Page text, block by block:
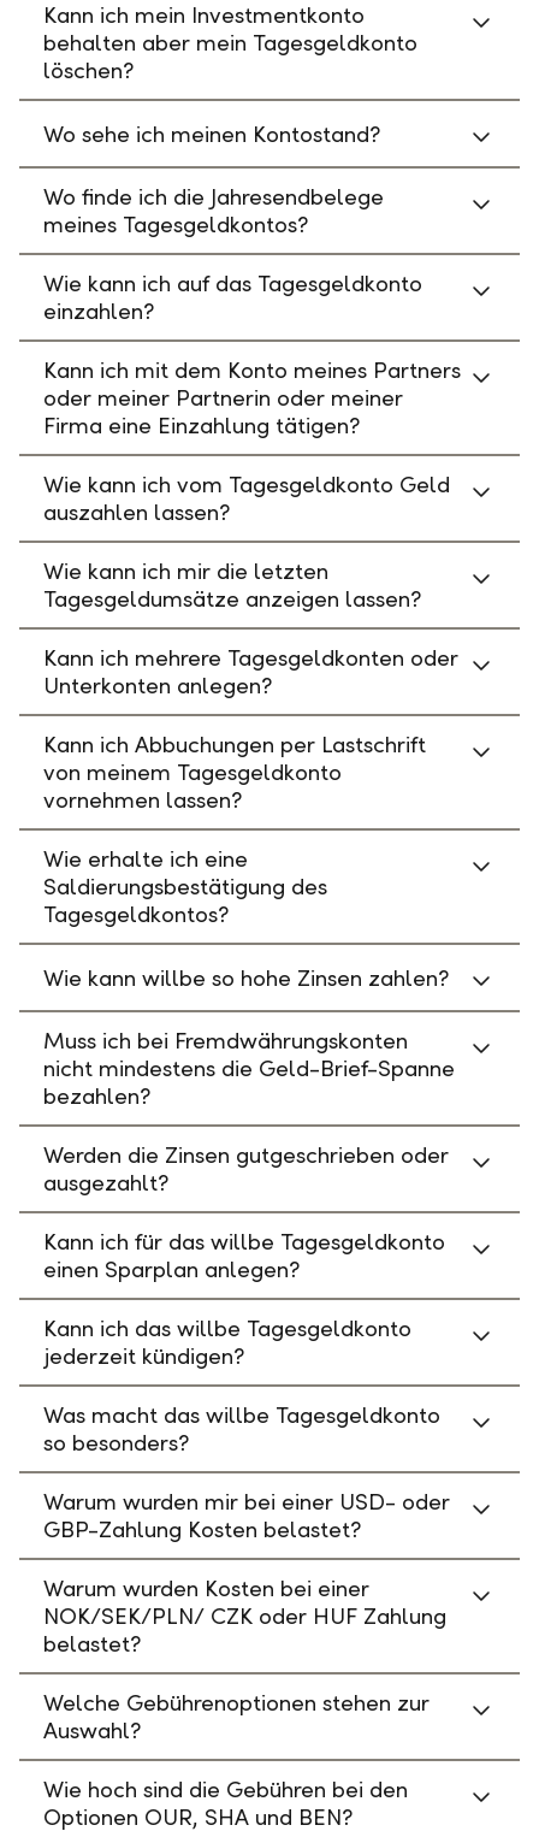
Kann ich mein Investmentkonto
behalten aber mein Tagesgeldkonto
löschen?
Wo sehe ich meinen Kontostand?
Wo finde ich die Jahresendbelege
meines Tagesgeldkontos?
Wie kann ich auf das Tagesgeldkonto
einzahlen?
Kann ich mit dem Konto meines Partners
oder meiner Partnerin oder meiner
Firma eine Einzahlung tätigen?
Wie kann ich vom Tagesgeldkonto Geld
auszahlen lassen?
Wie kann ich mir die letzten
Tagesgeldumsätze anzeigen lassen?
Kann ich mehrere Tagesgeldkonten oder
Unterkonten anlegen?
Kann ich Abbuchungen per Lastschrift
von meinem Tagesgeldkonto
vornehmen lassen?
Wie erhalte ich eine
Saldierungsbestätigung des
Tagesgeldkontos?
Wie kann willbe so hohe Zinsen zahlen?
Muss ich bei Fremdwährungskonten
nicht mindestens die Geld-Brief-Spanne
bezahlen?
Werden die Zinsen gutgeschrieben oder
ausgezahlt?
Kann ich für das willbe Tagesgeldkonto
einen Sparplan anlegen?
Kann ich das willbe Tagesgeldkonto
jederzeit kündigen?
Was macht das willbe Tagesgeldkonto
so besonders?
Warum wurden mir bei einer USD- oder
GBP-Zahlung Kosten belastet?
Warum wurden Kosten bei einer
NOK/SEK/PLN/ CZK oder HUF Zahlung
belastet?
Welche Gebührenoptionen stehen zur
Auswahl?
Wie hoch sind die Gebühren bei den
Optionen OUR, SHA und BEN?